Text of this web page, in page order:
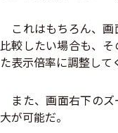
これはもちろん、画
比較したい場合も、
た表示倍率に調整して
また、画面右下のズ
大が可能だ。